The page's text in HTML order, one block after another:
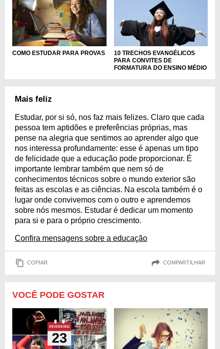
COMO ESTUDAR PARA PROVAS
10 TRECHOS EVANGÉLICOS
PARA CONVITES DE
FORMATURA DO ENSINO MÉDIO
Mais feliz
Estudar, por si só, nos faz mais felizes. Claro que cada
pessoa tem aptidões e preferências próprias, mas
pense na alegria que sentimos ao aprender algo que
nos interessa profundamente: esse é apenas um tipo
de felicidade que a educação pode proporcionar. É
importante lembrar também que nem só de
conhecimentos técnicos sobre o mundo exterior são
feitas as escolas e as ciências. Na escola também é o
lugar onde convivemos com o outro e aprendemos
sobre nós mesmos. Estudar é dedicar um momento
para si e para o próprio crescimento.
Confira mensagens sobre a educação
COPIAR COMPARTILHAR
VOCÊ PODE GOSTAR